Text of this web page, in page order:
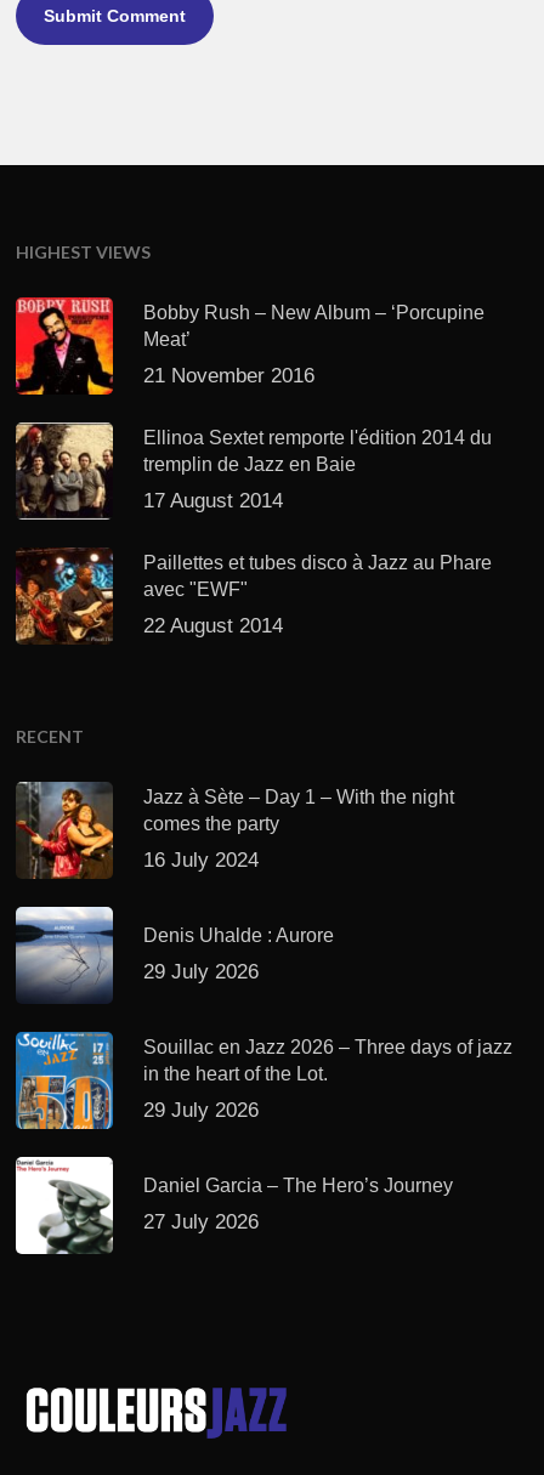
HIGHEST VIEWS
Bobby Rush – New Album – ‘Porcupine
Meat’
21 November 2016
Ellinoa Sextet remporte l'édition 2014 du
tremplin de Jazz en Baie
17 August 2014
Paillettes et tubes disco à Jazz au Phare
avec "EWF"
22 August 2014
RECENT
Jazz à Sète – Day 1 – With the night
comes the party
16 July 2024
Denis Uhalde : Aurore
29 July 2026
Souillac en Jazz 2026 – Three days of jazz
in the heart of the Lot.
29 July 2026
Daniel Garcia – The Hero’s Journey
27 July 2026